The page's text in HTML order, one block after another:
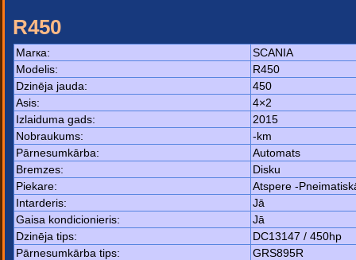
R450
Маrка:
SCANIA
Моdelis:
R450
Dzinēja jauda:
450
Asis:
4×2
Izlaiduma gads:
2015
Nobraukums:
-km
Pārnesumkārba:
Automats
Bremzes:
Disku
Piekare:
Atspere -
Intarderis:
Jā
Gaisa kondicionieris:
Jā
Dzinēja tips:
DC13147 / 450hp
Pārnesumkārba tips:
GRS895R